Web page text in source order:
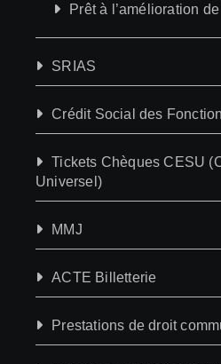
Prêt à l’amélioration
SRIAS
Crédit Social des
Tickets Chèques CESU
Universel)
MMJ
ACTE Billetterie
Prestations de droit